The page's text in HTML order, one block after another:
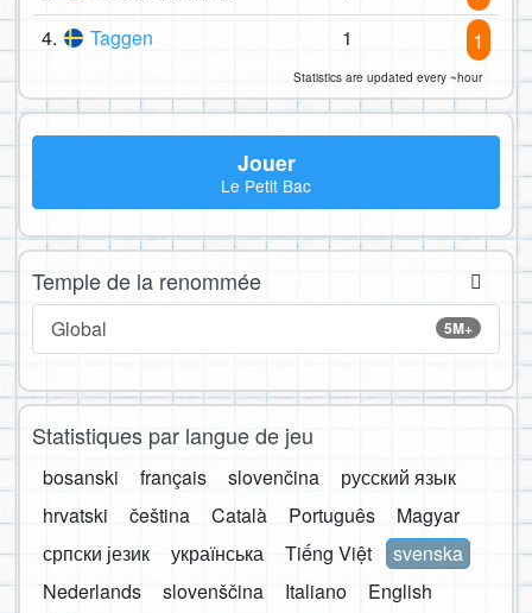
4. Taggen 1 1
Statistics are updated every ~hour
Jouer
Le Petit Bac
Temple de la renommée
5M+
Global
Statistiques par langue de jeu
bosanski français slovenčina
русский язык
hrvatski
čeština Català Português
Magyar
српски језик
українська Tiếng Việt
svenska
Nederlands
slovenščina Italiano
English